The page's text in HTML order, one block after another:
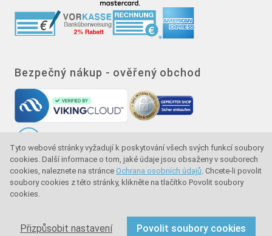
Tyto webové stránky vyžadují k poskytování všech svých funkcí soubory
cookies. Další informace o tom, jaké údaje jsou obsaženy v souborech
cookies, naleznete na stránce Ochrana osobních údajů. Chcete-li povolit
soubory cookies z této stránky, klikněte na tlačítko Povolit soubory
cookies.
Přizpůsobit nastavení Povolit soubory cookies
Bezpečný nákup - ověřený obchod
Značka kvality - ochrana kupujícího - ochrana
spotřebitele
Copyright © 2024 sullus GmbH & Co. KG. Všechna práva